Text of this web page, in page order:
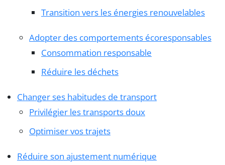
Transition vers les énergies renouvelables
Adopter des comportements écoresponsables
Consommation responsable
Réduire les déchets
Changer ses habitudes de transport
Privilégier les transports doux
Optimiser vos trajets
Réduire son ajustement numérique